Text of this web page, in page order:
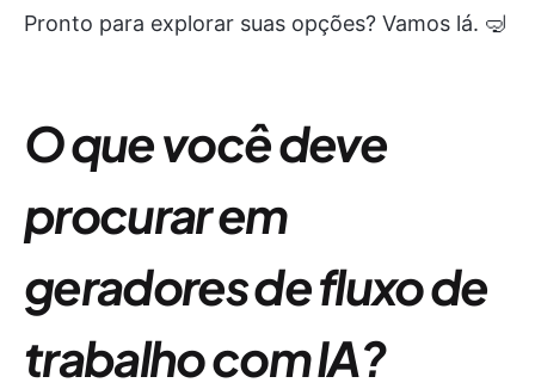
Pronto para explorar suas opções? Vamos lá. 🤿
O que você deve
procurar em
geradores de fluxo de
trabalho com IA?